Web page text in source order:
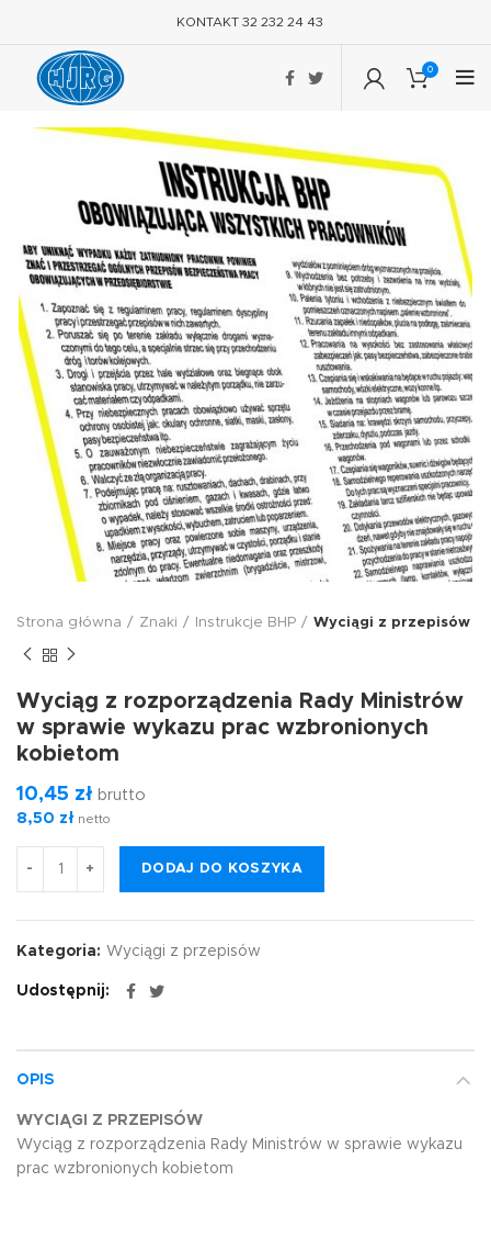
KONTAKT 32 232 24 43
0
Strona główna Znaki Instrukcje BHP Wyciągi z przepisów
Wyciąg z rozporządzenia Rady Ministrów
w sprawie wykazu prac wzbronionych
kobietom
10,45 zł brutto
8,50 zł netto
DODAJ DO KOSZYKA
Kategoria: Wyciągi z przepisów
Udostępnij
OPIS
WYCIĄGI Z PRZEPISÓW
Wyciąg z rozporządzenia Rady Ministrów w sprawie wykazu
prac wzbronionych kobietom